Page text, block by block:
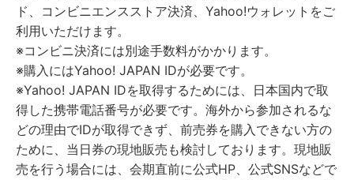
ド、コンビニエンスストア決済、Yahoo!ウォレットをご
利用いただけます。
※コンビニ決済には別途手数料がかかります。
※購入にはYahoo! JAPAN IDが必要です。
※Yahoo! JAPAN IDを取得するためには、日本国内で取
得した携帯電話番号が必要です。海外から参加されるな
どの理由でIDが取得できず、前売券を購入できない方の
ために、当日券の現地販売も検討しております。現地販
売を行う場合には、会期直前に公式HP、公式SNSなどで